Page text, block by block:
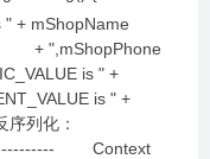
" + mShopName
",mShopPhone
is " +
is " +
列化：
Context